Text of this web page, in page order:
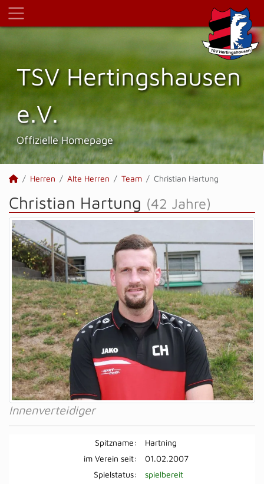
TSV Hertings­hausen
e.V.
Offizielle Homepage
Herren Alte Herren Team Christian Hartung
Christian Hartung (42 Jahre)
Innenverteidiger
Spitzname:
Hartning
im Verein seit:
01.02.2007
Spielstatus:
spielbereit